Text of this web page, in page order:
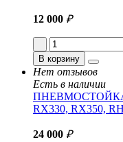
12 000 ₽
В корзину
Нет отзывов
Есть в наличии
ПНЕВМОСТОЙКА
RX330, RX350,
24 000 ₽